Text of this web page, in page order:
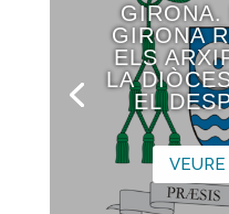
GIRONA.
GIRONA
ELS
LA
EL